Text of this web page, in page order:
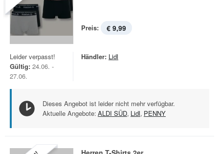
Preis: € 9,99
Leider verpasst!
Gültig: 24.06. -
27.06.
Händler: Lidl
Dieses Angebot ist leider nicht mehr verfügbar.
Aktuelle Angebote: ALDI SÜD, Lidl, PENNY